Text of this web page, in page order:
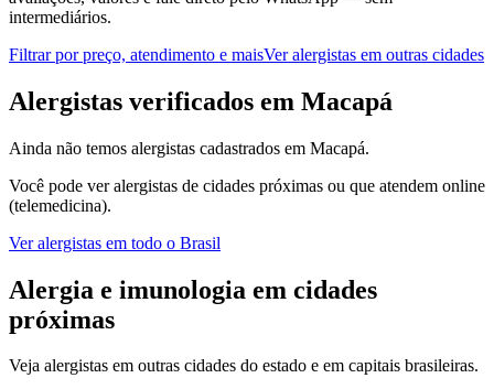
intermediários.
Filtrar por preço, atendimento e maisVeralergistas em outras cidades
Alergistas verificados em Macapá
Ainda não temos alergistas cadastrados em Macapá.
Você pode veralergistas de cidades próximas ou que atendem online
(telemedicina).
Veralergistas em todo o Brasil
Alergia e imunologia em cidades
próximas
Veja alergistas em outras cidades do estado e em capitais brasileiras.